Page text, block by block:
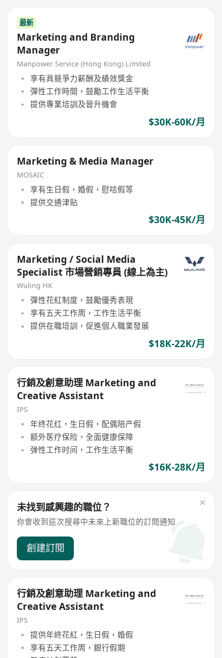
最新
Marketing and Branding
Manager
Manpower Service (Hong Kong) Limited
享有具競爭力薪酬及績效獎金
彈性工作時間，鼓勵工作生活平衡
提供專業培訓及晉升機會
$30K-60K/月
Marketing & Media Manager
MOSAIC
享有生日假，婚假，慰唁假等
提供交通津贴
$30K-45K/月
Marketing / Social Media
Specialist 市場營銷專員 (線上為主)
Wuling HK
彈性花紅制度，鼓勵優秀表現
享有五天工作周，工作生活平衡
提供在職培訓，促進個人職業發展
$18K-22K/月
行銷及創意助理 Marketing and
Creative Assistant
IPS
年终花红，生日假，配偶陪产假
额外医疗保险，全面健康保障
弹性工作时间，工作生活平衡
$16K-28K/月
未找到感興趣的職位？
你會收到這次搜尋中未來上新職位的訂閱通知
創建訂閱
行銷及創意助理 Marketing and
Creative Assistant
IPS
提供年終花紅，生日假，婚假
享有五天工作周，銀行假期